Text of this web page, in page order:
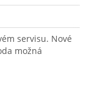
servisu. Nové
možná